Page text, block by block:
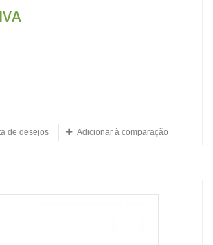
de desejos Adicionar à comparação